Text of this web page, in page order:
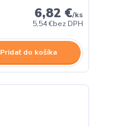
6,82 €/ks
5,54 €bez DPH
Pridať do košíka